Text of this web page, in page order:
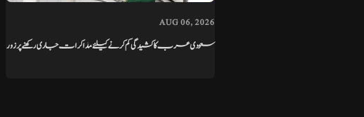
AUG 06, 2026
سعودی عرب کا کشیدگی کم کرنے کیلئے مذاکرات جاری رکھنے پر زور